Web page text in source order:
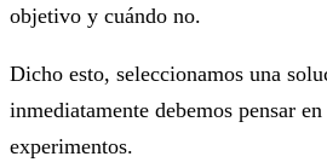
objetivo y cuándo no.
Dicho esto, seleccionamos una
inmediatamente debemos pensar
experimentos.